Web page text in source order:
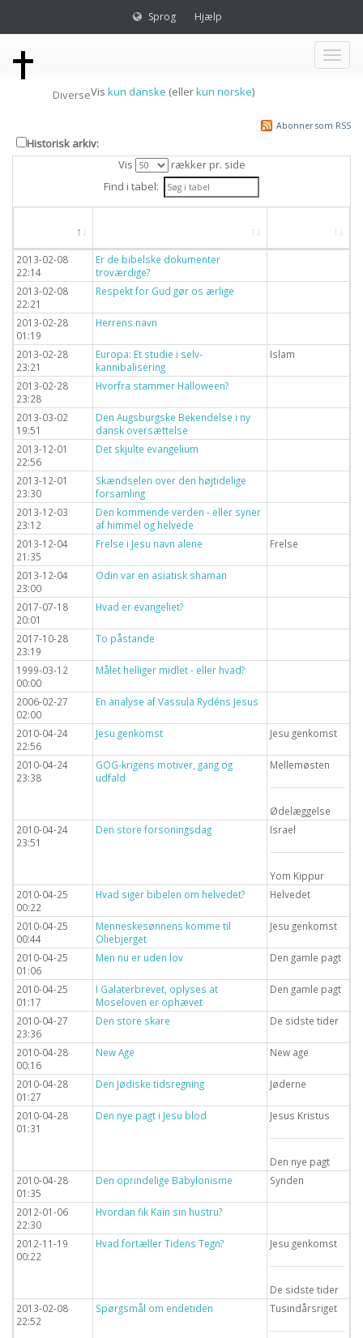
Sprog Hjælp
Toggle
DiverseVis kun danske (ellerkun norske)
Abonner som RSS
Historisk arkiv:
Vis
rækker pr. side
Find i tabel:
2013-02-08
22:14
Er de bibelske dokumenter
troværdige?
2013-02-08
22:21
Respekt for Gud gør os ærlige
2013-02-28
01:19
Herrens navn
2013-02-28
23:21
Europa: Et studie i selv-
kannibalisering
Islam
2013-02-28
23:28
Hvorfra stammer Halloween?
2013-03-02
19:51
Den Augsburgske Bekendelse i ny
dansk oversættelse
2013-12-01
22:56
Det skjulte evangelium
2013-12-01
23:30
Skændselen over den højtidelige
forsamling
2013-12-03
23:12
Den kommende verden - eller syner
af himmel og helvede
2013-12-04
21:35
Frelse i Jesu navn alene Frelse
2013-12-04
23:00
Odin var en asiatisk shaman
2017-07-18
20:01
Hvad er evangeliet?
2017-10-28
23:19
To påstande
1999-03-12
00:00
Målet helliger midlet - eller hvad?
2006-02-27
02:00
En analyse af Vassula Rydéns Jesus
2010-04-24
22:56
Jesu genkomst Jesu genkomst
2010-04-24
23:38
GOG-krigens motiver, gang og
udfald
Mellemøsten
Ødelæggelse
2010-04-24
23:51
Den store forsoningsdag Israel
Yom Kippur
2010-04-25
00:22
Hvad siger bibelen om helvedet? Helvedet
2010-04-25
00:44
Menneskesønnens komme til
Oliebjerget
Jesu genkomst
2010-04-25
01:06
Men nu er uden lov Den gamle pagt
2010-04-25
01:17
I Galaterbrevet, oplyses at
Moseloven er ophævet
Den gamle pagt
2010-04-27
23:36
Den store skare De sidste tider
2010-04-28
00:16
New Age New age
2010-04-28
01:27
Den Jødiske tidsregning Jøderne
2010-04-28
01:31
Den nye pagt i Jesu blod Jesus Kristus
Den nye pagt
2010-04-28
01:35
Den oprindelige Babylonisme Synden
2012-01-06
22:30
Hvordan fik Kain sin hustru?
2012-11-19
00:22
Hvad fortæller Tidens Tegn? Jesu genkomst
De sidste tider
2013-02-08
22:52
Spørgsmål om endetiden Tusindårsriget